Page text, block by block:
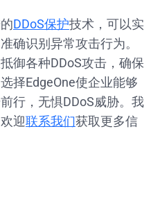
DDoS保护技术，可以实
确识别异常攻击行为。
御各种DDoS攻击，确保
择EdgeOne使企业能够
行，无惧DDoS威胁。 我
欢迎联系我们获取更多信